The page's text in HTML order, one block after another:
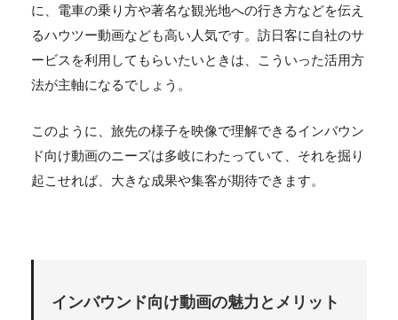
に、電車の乗り方や著名な観光地への行き方などを伝え
るハウツー動画なども高い人気です。訪日客に自社のサ
ービスを利用してもらいたいときは、こういった活用方
法が主軸になるでしょう。
このように、旅先の様子を映像で理解できるインバウン
ド向け動画のニーズは多岐にわたっていて、それを掘り
起こせれば、大きな成果や集客が期待できます。
インバウンド向け動画の魅力とメリット